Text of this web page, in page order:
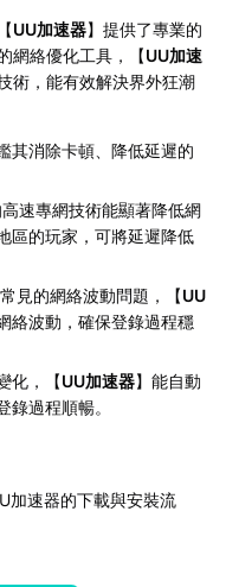
UU加速器】提供了專業的
網絡優化工具，【UU加速
術，能有效解決界外狂潮
其消除卡頓、降低延遲的
速專網技術能顯著降低網
區的玩家，可將延遲降低
見的網絡波動問題，【UU
絡波動，確保登錄過程穩
化，【UU加速器】能自動
過程順暢。
加速器的下載與安裝流